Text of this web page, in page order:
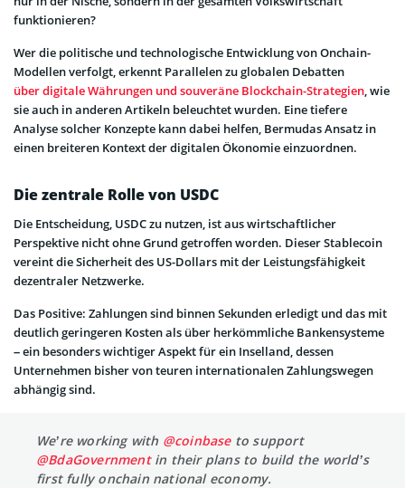
funktionieren?
Wer die politische und technologische Entwicklung von Onchain-
Modellen verfolgt, erkennt Parallelen zu globalen Debatten
über digitale Währungen und souveräne Blockchain-Strategien, wie
sie auch in anderen Artikeln beleuchtet wurden. Eine tiefere
Analyse solcher Konzepte kann dabei helfen, Bermudas Ansatz in
einen breiteren Kontext der digitalen Ökonomie einzuordnen.
Die zentrale Rolle von USDC
Die Entscheidung, USDC zu nutzen, ist aus wirtschaftlicher
Perspektive nicht ohne Grund getroffen worden. Dieser Stablecoin
vereint die Sicherheit des US-Dollars mit der Leistungsfähigkeit
dezentraler Netzwerke.
Das Positive: Zahlungen sind binnen Sekunden erledigt und das mit
deutlich geringeren Kosten als über herkömmliche Bankensysteme
– ein besonders wichtiger Aspekt für ein Inselland, dessen
Unternehmen bisher von teuren internationalen Zahlungswegen
abhängig sind.
We’re working with @coinbaseto support
@BdaGovernmentin their plans to build the world’s
first fully onchain national economy.